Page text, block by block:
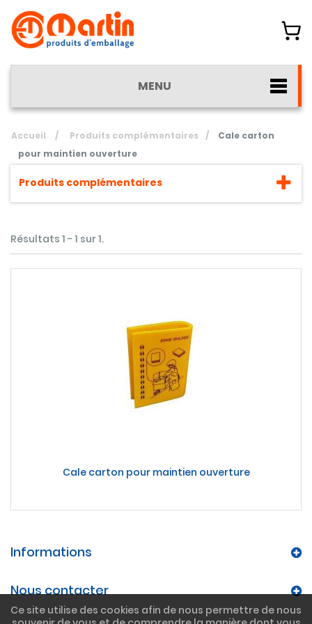
MENU
Accueil / Produits complémentaires /
Cale carton
pour maintien ouverture
Produits complémentaires
Résultats 1 - 1 sur 1.
Cale carton pour maintien ouverture
Informations
Nous contacter
Ce site utilise des cookies afin de nous permettre de nous